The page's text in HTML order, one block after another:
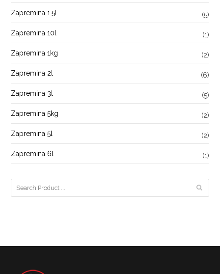
Zapremina 1.5l (5)
Zapremina 10l (1)
Zapremina 1kg (2)
Zapremina 2l (6)
Zapremina 3l (5)
Zapremina 5kg (2)
Zapremina 5l (2)
Zapremina 6l (1)